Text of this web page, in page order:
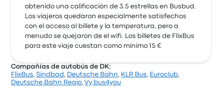
obtenido una calificación de 3.5 estrellas en Busbud.
Los viajeros quedaron especialmente satisfechos
con el acceso al billete y la temperatura, pero a
menudo se quejaron de el wifi. Los billetes de FlixBus
para este viaje cuestan como mínimo 15 €
Compañías de autobús de DK:
FlixBus,Sindbad , Deutsche Bahn, KLR Bus, Euroclub,
Deutsche Bahn Regio,Vy bus4you